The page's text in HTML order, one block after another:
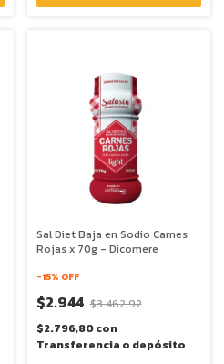
Sal Diet Baja en Sodio Carnes
Rojas x 70g - Dicomere
-15% OFF
$2.944 $3.462,92
$2.796,80con
Transferencia o depósito